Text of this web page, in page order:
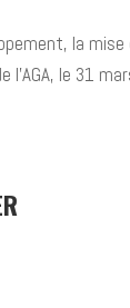
la mise
l’AGA, le 31